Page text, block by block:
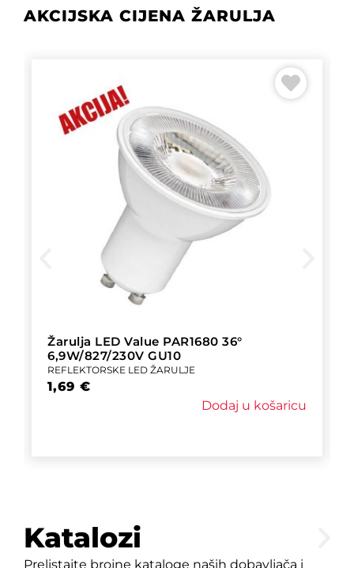
AKCIJSKA CIJENA ŽARULJA
Žarulja LED Value PAR1680 36°
6,9W/827/230V GU10
REFLEKTORSKE LED ŽARULJE
1,69 €
Dodaj u košaricu
Katalozi
Prelistajte brojne kataloge naših dobavljača i